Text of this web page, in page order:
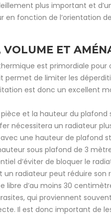
plus important et
en fonction de
ET
est primordiale
de limiter les
est donc un excellent
pièce et la hauteur du
nécessitera un radiateur
une hauteur de plafond
sous plafond de 3
d’éviter de bloquer le
radiateur peut réduire
d’au moins 30
qui proviennent
Il est donc important de